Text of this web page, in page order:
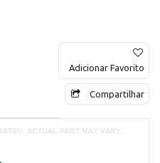
Adicionar Favorito
Compartilhar